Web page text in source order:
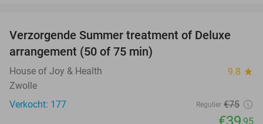
47%
Verzorgende Summer treatment of Deluxe
arrangement (50 of 75 min)
House of Joy & Health 9.8 star
Zwolle
Verkocht: 177
Regulier €75
,95